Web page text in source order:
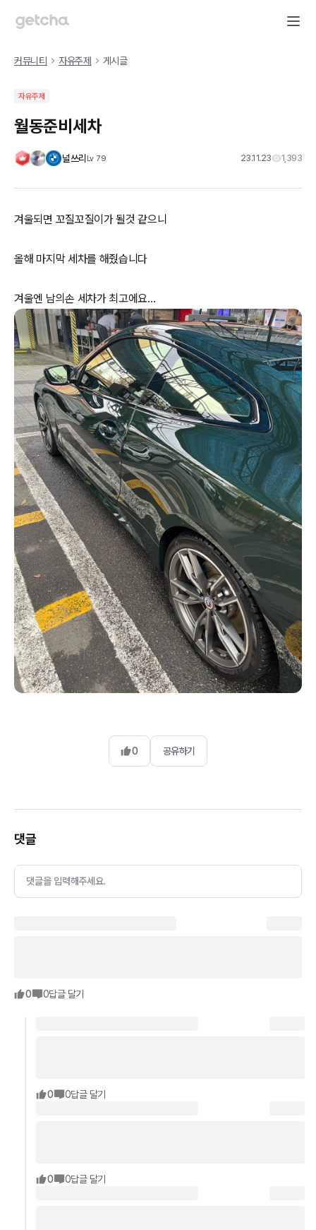
커뮤니티 자유주제 게시글
자유주제
월동준비세차
널쓰리 Lv 79 23.11.23 1,393
겨울되면 꼬질꼬질이가 될것 같으니
올해 마지막 세차를 해줬습니다
겨울엔 남의손 세차가 최고에요…
0 공유하기
댓글
댓글을 입력해주세요.
0 0답글 달기
0 0답글 달기
0 0답글 달기